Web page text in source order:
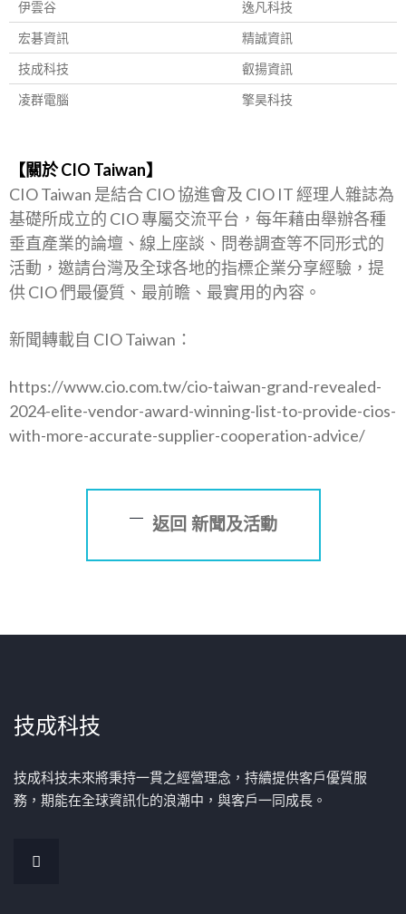
伊雲谷
逸凡科技
宏碁資訊
精誠資訊
技成科技
叡揚資訊
凌群電腦
擎昊科技
【關於 CIO Taiwan】
CIO Taiwan 是結合 CIO 協進會及 CIO IT 經理人雜誌為
基礎所成立的 CIO 專屬交流平台，每年藉由舉辦各種
垂直產業的論壇、線上座談、問卷調查等不同形式的
活動，邀請台灣及全球各地的指標企業分享經驗，提
供 CIO 們最優質、最前瞻、最實用的內容。
新聞轉載自 CIO Taiwan：
https://www.cio.com.tw/cio-taiwan-grand-revealed-
2024-elite-vendor-award-winning-list-to-provide-cios-
with-more-accurate-supplier-cooperation-advice/
返回 新聞及活動
技成科技
技成科技未來將秉持一貫之經營理念，持續提供客戶優質服
務，期能在全球資訊化的浪潮中，與客戶一同成長。